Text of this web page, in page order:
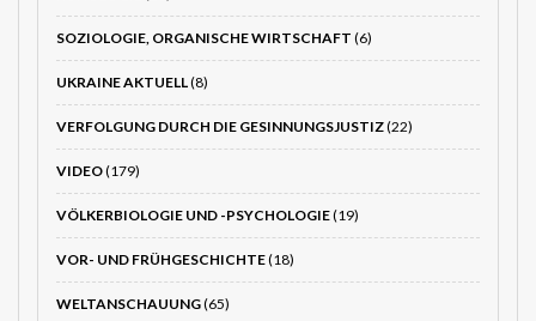
SOZIOLOGIE, ORGANISCHE WIRTSCHAFT (6)
UKRAINE AKTUELL(8)
VERFOLGUNG DURCH DIE GESINNUNGSJUSTIZ(22)
VIDEO(179)
VÖLKERBIOLOGIE UND -PSYCHOLOGIE(19)
VOR- UND FRÜHGESCHICHTE(18)
WELTANSCHAUUNG(65)